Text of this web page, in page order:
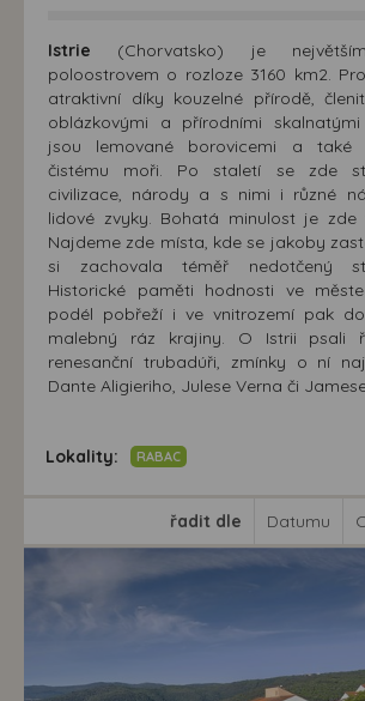
Istrie (Chorvatsko) je
poloostrovem o rozloze 3160 km2.
atraktivní díky kouzelné přírodě,
oblázkovými a přírodními
jsou lemované borovicemi a také
čistému moři. Po staletí se zde
civilizace, národy a s nimi i různé
lidové zvyky. Bohatá minulost je zde
Najdeme zde místa, kde se jakoby
si zachovala téměř nedotčený
Historické paměti hodnosti ve
podél pobřeží i ve vnitrozemí pak
malebný ráz krajiny. O Istrii psali
renesanční trubadúři, zmínky o ní
Dante Aligieriho, Julese Verna či
Lokality: RABAC
řadit dle Datumu